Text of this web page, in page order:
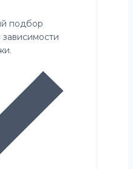
подбор
зависимости